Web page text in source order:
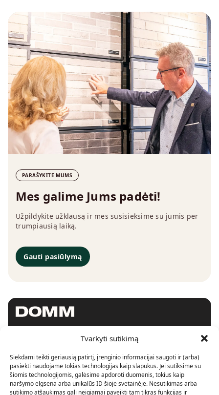
Tvarkyti sutikimą
Siekdami teikti geriausią patirtį, įrenginio informacijai saugoti ir (arba)
pasiekti naudojame tokias technologijas kaip slapukus. Jei sutiksime su
šiomis technologijomis, galėsime apdoroti duomenis, tokius kaip
naršymo elgsena arba unikalūs ID šioje svetainėje. Nesutikimas arba
sutikimo atšaukimas gali neigiamai paveikti tam tikras funkcijas ir
PARAŠYKITE MUMS
Mes galime Jums padėti!
Užpildykite užklausą ir mes susisieksime su jumis per
trumpiausią laiką.
Gauti pasiūlymą
Konstitucijos pr. 15
LT-09306, Vilnius.
+370 620 90246
info@domm.lt